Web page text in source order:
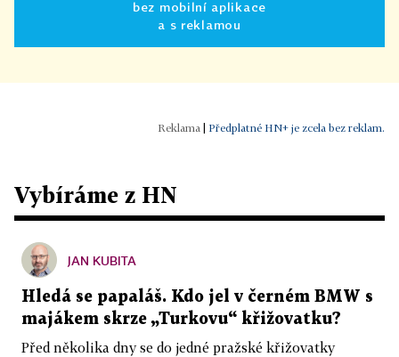
bez mobilní aplikace
a s reklamou
Předplatné HN+ je zcela bez reklam.
Vybíráme z HN
JAN KUBITA
Hledá se papaláš. Kdo jel v černém BMW s
majákem skrze „Turkovu“ křižovatku?
Před několika dny se do jedné pražské křižovatky